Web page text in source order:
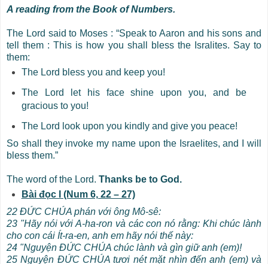
A reading from the Book of Numbers.
The Lord said to Moses : “Speak to Aaron and his sons and
tell them : This is how you shall bless the Isralites. Say to
them:
The Lord bless you and keep you!
The Lord let his face shine upon you, and be
gracious to you!
The Lord look upon you kindly and give you peace!
So shall they invoke my name upon the Israelites, and I will
bless them.”
The word of the Lord. Thanks be to God.
Bài đọc I (Num 6, 22 – 27)
22 ĐỨC CHÚA phán với ông Mô-sê:
23 "Hãy nói với A-ha-ron và các con nó rằng: Khi chúc lành
cho con cái Ít-ra-en, anh em hãy nói thế này:
24 "Nguyện ĐỨC CHÚA chúc lành và gìn giữ anh (em)!
25 Nguyện ĐỨC CHÚA tươi nét mặt nhìn đến anh (em) và